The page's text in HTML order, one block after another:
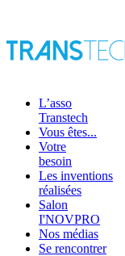
L’asso
Transtech
Vous êtes...
Votre
besoin
Les inventions
réalisées
Salon
I'NOVPRO
Nos médias
Se rencontrer